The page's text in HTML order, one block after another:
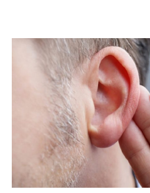
Endokrinologji
Gastroeneterologji
Gjinekologji/ Andrologji
Hematologji
Intervista